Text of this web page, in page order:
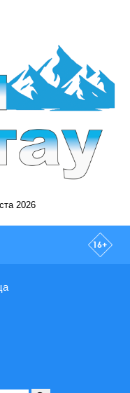
2026